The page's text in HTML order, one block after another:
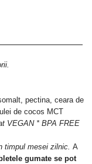
g
mg
pectina, ceara de
ulei de cocos MCT
VEGAN * BPA FREE
timpul mesei zilnic. A
gumate se pot